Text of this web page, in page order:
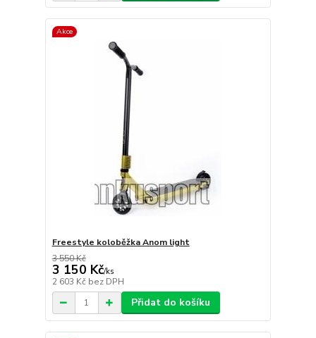
Akce
Freestyle koloběžka Anom light
3 550 Kč
3 150 Kč/ks
2 603 Kč bez DPH
Přidat do košíku